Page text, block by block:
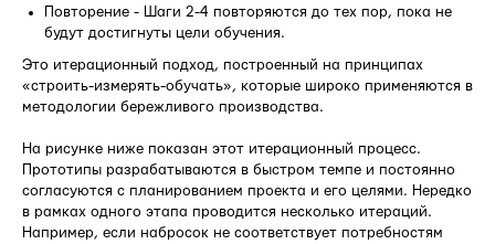
Повторение - Шаги 2-4 повторяются до тех пор, пока не
будут достигнуты цели обучения.
Это итерационный подход, построенный на принципах
«строить-измерять-обучать», которые широко применяются в
методологии бережливого производства.
На рисунке ниже показан этот итерационный процесс.
Прототипы разрабатываются в быстром темпе и постоянно
согласуются с планированием проекта и его целями. Нередко
в рамках одного этапа проводится несколько итераций.
Например, если набросок не соответствует потребностям